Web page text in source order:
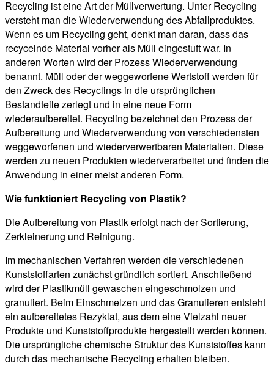
Recycling ist eine Art der Müllverwertung. Unter Recycling
versteht man die Wiederverwendung des Abfallproduktes.
Wenn es um Recycling geht, denkt man daran, dass das
recycelnde Material vorher als Müll eingestuft war. In
anderen Worten wird der Prozess Wiederverwendung
benannt. Müll oder der weggeworfene Wertstoff werden für
den Zweck des Recyclings in die ursprünglichen
Bestandteile zerlegt und in eine neue Form
wiederaufbereitet. Recycling bezeichnet den Prozess der
Aufbereitung und Wiederverwendung von verschiedensten
weggeworfenen und wiederverwertbaren Materialien. Diese
werden zu neuen Produkten wiederverarbeitet und finden die
Anwendung in einer meist anderen Form.
Wie funktioniert Recycling von Plastik?
Die Aufbereitung von Plastik erfolgt nach der Sortierung,
Zerkleinerung und Reinigung.
Im mechanischen Verfahren werden die verschiedenen
Kunststoffarten zunächst gründlich sortiert. Anschließend
wird der Plastikmüll gewaschen eingeschmolzen und
granuliert. Beim Einschmelzen und das Granulieren entsteht
ein aufbereitetes Rezyklat, aus dem eine Vielzahl neuer
Produkte und Kunststoffprodukte hergestellt werden können.
Die ursprüngliche chemische Struktur des Kunststoffes kann
durch das mechanische Recycling erhalten bleiben.